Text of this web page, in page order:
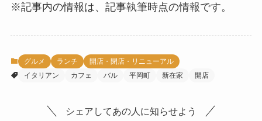
※記事内の情報は、記事執筆時点の情報です。
グルメ ランチ
開店・閉店・リニューアル
イタリアン
カフェ バル 平岡町 新在家 開店
シェアしてあの人に知らせよう